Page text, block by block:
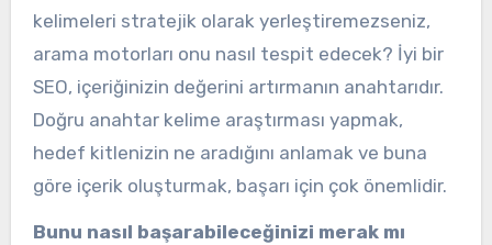
kelimeleri stratejik olarak yerleştiremezseniz,
arama motorları onu nasıl tespit edecek? İyi bir
SEO, içeriğinizin değerini artırmanın anahtarıdır.
Doğru anahtar kelime araştırması yapmak,
hedef kitlenizin ne aradığını anlamak ve buna
göre içerik oluşturmak, başarı için çok önemlidir.
Bunu nasıl başarabileceğinizi merak mı